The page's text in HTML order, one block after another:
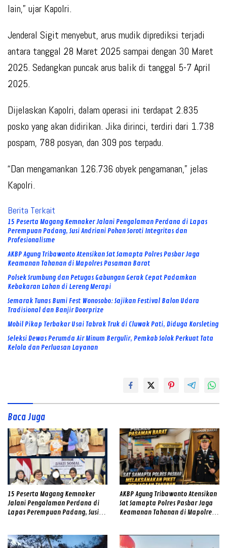
lain,” ujar Kapolri.
Jenderal Sigit menyebut, arus mudik diprediksi terjadi
antara tanggal 28 Maret 2025 sampai dengan 30 Maret
2025. Sedangkan puncak arus balik di tanggal 5-7 April
2025.
Dijelaskan Kapolri, dalam operasi ini terdapat 2.835
posko yang akan didirikan. Jika dirinci, terdiri dari 1.738
pospam, 788 posyan, dan 309 pos terpadu.
“Dan mengamankan 126.736 obyek pengamanan,” jelas
Kapolri.
Berita Terkait
15 Peserta Magang Kemnaker Jalani Pengalaman Perdana di Lapas
Perempuan Padang, Susi Andriani Pohan Soroti Integritas dan
Profesionalisme
AKBP Agung Tribawanto Atensikan Sat Samapta Polres Pasbar Jaga
Keamanan Tahanan di Mapolres Pasaman Barat
Polsek Srumbung dan Petugas Gabungan Gerak Cepat Padamkan
Kebakaran Lahan di Lereng Merapi
Semarak Tunas Bumi Fest Wonosobo: Sajikan Festival Balon Udara
Tradisional dan Banjir Doorprize
Mobil Pikap Terbakar Usai Tabrak Truk di Cluwak Pati, Diduga Korsleting
Seleksi Dewas Perumda Air Minum Bergulir, Pemkab Solok Perkuat Tata
Kelola dan Perluasan Layanan
Baca Juga
15 Peserta Magang Kemnaker
Jalani Pengalaman Perdana di
Lapas Perempuan Padang, Susi
AKBP Agung Tribawanto Atensikan
Sat Samapta Polres Pasbar Jaga
Keamanan Tahanan di Mapolres